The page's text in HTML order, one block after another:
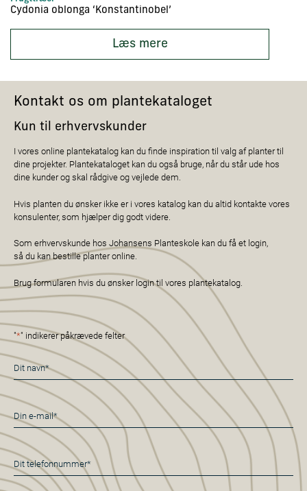
Cydonia oblonga ‘Konstantinobel’
Læs mere
Kontakt os om plantekataloget
Kun til erhvervskunder
I vores online plantekatalog kan du finde inspiration til valg af planter til
dine projekter. Plantekataloget kan du også bruge, når du står ude hos
dine kunder og skal rådgive og vejlede dem.
Hvis planten du ønsker ikke er i vores katalog kan du altid kontakte vores
konsulenter, som hjælper dig godt videre.
Som erhvervskunde hos Johansens Planteskole kan du få et login,
så du kan bestille planter online.
Brug formularen hvis du ønsker login til vores plantekatalog.
"*" indikerer påkrævede felter
Navn
*
E-
mail
*
Telefon
*